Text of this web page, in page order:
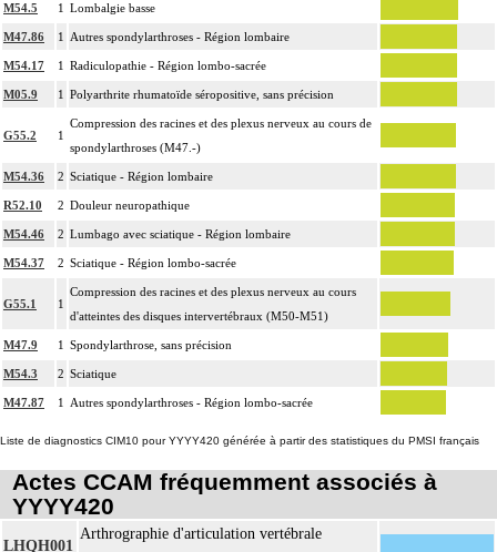
M54.5 1 Lombalgie basse
M47.86 1 Autres spondylarthroses - Région lombaire
M54.17 1 Radiculopathie - Région lombo-sacrée
M05.9 1 Polyarthrite rhumatoïde séropositive, sans précision
G55.2 1
Compression des racines et des plexus nerveux au cours de
spondylarthroses (M47.-)
M54.36 2 Sciatique - Région lombaire
R52.10 2 Douleur neuropathique
M54.46 2 Lumbago avec sciatique - Région lombaire
M54.37 2 Sciatique - Région lombo-sacrée
G55.1 1
Compression des racines et des plexus nerveux au cours
d'atteintes des disques intervertébraux (M50-M51)
M47.9 1 Spondylarthrose, sans précision
M54.3 2 Sciatique
M47.87 1 Autres spondylarthroses - Région lombo-sacrée
Liste de diagnostics CIM10 pour YYYY420 générée à partir des statistiques du PMSI français
Actes CCAM fréquemment associés à
YYYY420
LHQH001
Arthrographie d'articulation vertébrale